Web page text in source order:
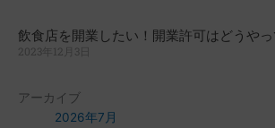
飲食店を開業したい！開業許可はどうやっ
2023年12月3日
アーカイブ
2026年7月